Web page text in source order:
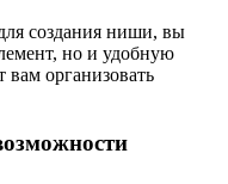
создания ниши, вы
но и удобную
вам организовать